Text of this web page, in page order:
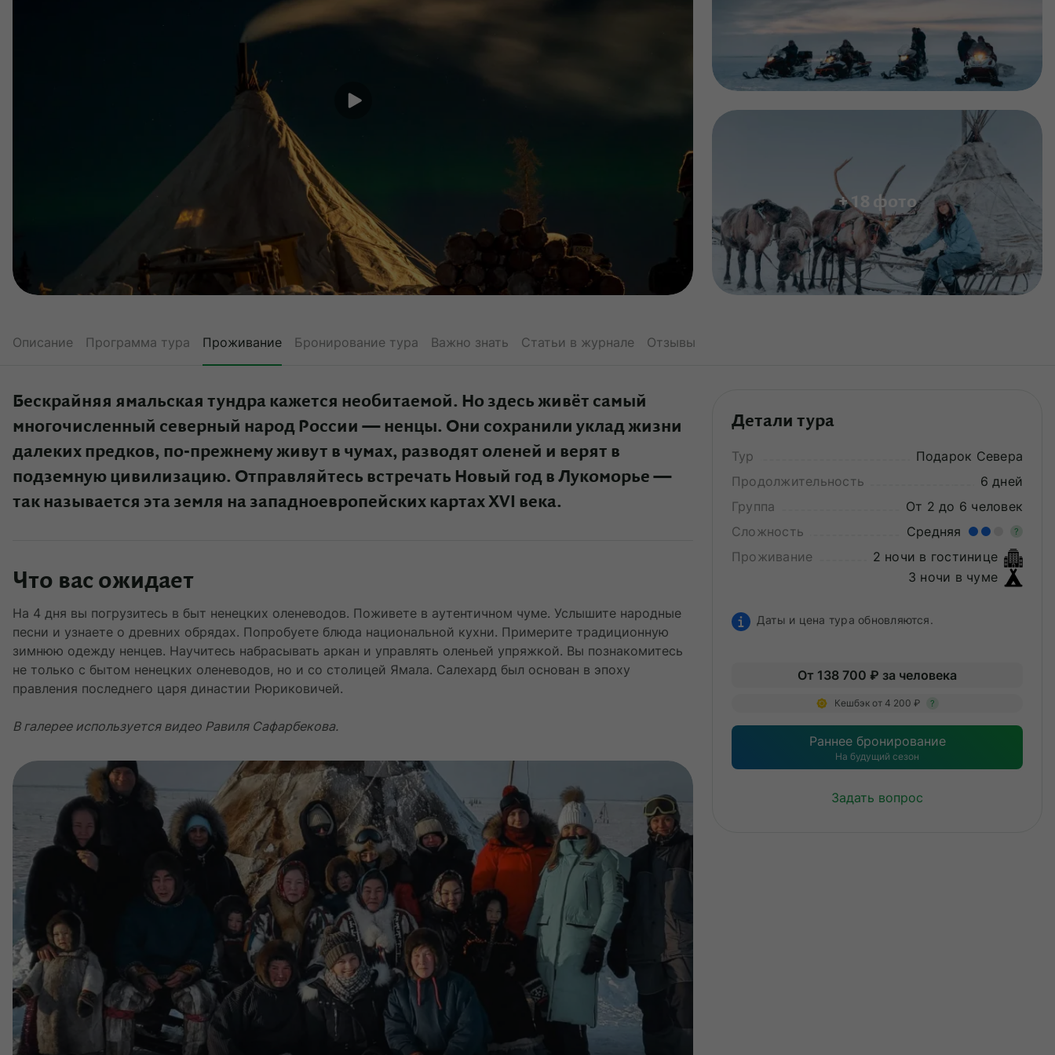
+ 18 фото
Описание Программа тура Проживание Бронирование тура Важно знать Статьи в журнале Отзывы
Бескрайняя ямальская тундра кажется необитаемой. Но здесь живёт самый
многочисленный северный народ России — ненцы. Они сохранили уклад жизни
далеких предков, по-прежнему живут в чумах, разводят оленей и верят в
подземную цивилизацию. Отправляйтесь встречать Новый год в Лукоморье —
так называется эта земля на западноевропейских картах XVI века.
Что вас ожидает
На 4 дня вы погрузитесь в быт ненецких оленеводов. Поживете в аутентичном чуме. Услышите народные
песни и узнаете о древних обрядах. Попробуете блюда национальной кухни. Примерите традиционную
зимнюю одежду ненцев. Научитесь набрасывать аркан и управлять оленьей упряжкой. Вы познакомитесь
не только с бытом ненецких оленеводов, но и со столицей Ямала. Салехард был основан в эпоху
правления последнего царя династии Рюриковичей.
В галерее используется видео Равиля Сафарбекова.
Детали тура
Тур
Подарок Севера
Продолжительность
6 дней
Группа
От 2 до 6 человек
Сложность
Средняя ?
Проживание
2 ночи в гостинице
3 ночи в чуме
Даты и цена тура обновляются.
От 138 700 ₽ за человека
Кешбэк от 4 200 ₽ ?
Раннее бронирование
На будущий сезон
Задать вопрос